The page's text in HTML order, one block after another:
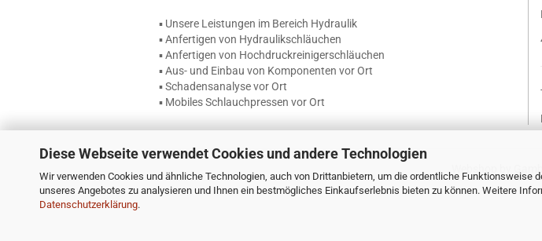
Diese Webseite verwendet Cookies und andere Technologien
Wir verwenden Cookies und ähnliche Technologien, auch von Drittanbietern, um die ordentliche Funktionsweise
unseres Angebotes zu analysieren und Ihnen ein bestmögliches Einkaufserlebnis bieten zu können. Weitere
Datenschutzerklärung.
▪ Unsere Leistungen im Bereich Hydraulik
▪ Anfertigen von Hydraulikschläuchen
▪ Anfertigen von Hochdruckreinigerschläuchen
▪ Aus- und Einbau von Komponenten vor Ort
▪ Schadensanalyse vor Ort
▪ Mobiles Schlauchpressen vor Ort